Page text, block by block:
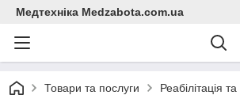
Медтехніка Medzabota.com.ua
Товари та послуги Реабілітація